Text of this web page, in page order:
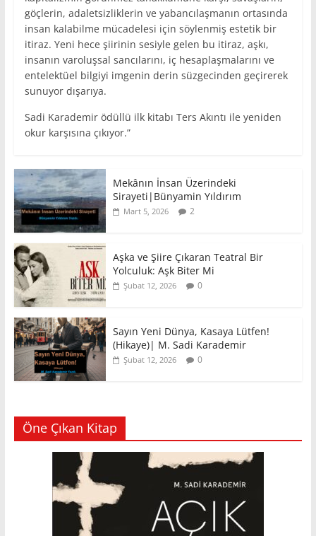
göçlerin, adaletsizliklerin ve yabancılaşmanın ortasında
insan kalabilme mücadelesi için söylenmiş estetik bir
itiraz. Yeni hece şiirinin sesiyle gelen bu itiraz, aşkı,
insanın varoluşsal sancılarını, iç hesaplaşmalarını ve
entelektüel bilgiyi imgenin derin süzgecinden geçirerek
sunuyor dışarıya.
Sadi Karademir ödüllü ilk kitabı Ters Akıntı ile yeniden
okur karşısına çıkıyor.”
Mekânın İnsan Üzerindeki
Sirayeti|Bünyamin Yıldırım
Mart 5, 2026 2
Aşka ve Şiire Çıkaran Teatral Bir
Yolculuk: Aşk Biter Mi
Şubat 12, 2026 0
Sayın Yeni Dünya, Kasaya Lütfen!
(Hikaye)| M. Sadi Karademir
Şubat 12, 2026 0
Öne Çıkan Kitap